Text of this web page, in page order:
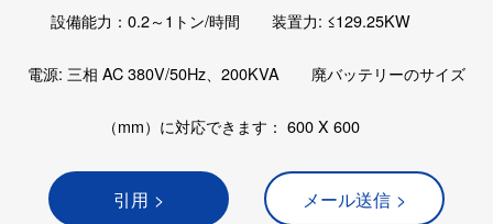
設備能力：0.2～1トン/時間 装置力: ≤129.25KW
電源: 三相 AC 380V/50Hz、200KVA 廃バッテリーのサイズ
（mm）に対応できます： 600 X 600
引用 > メール送信 >